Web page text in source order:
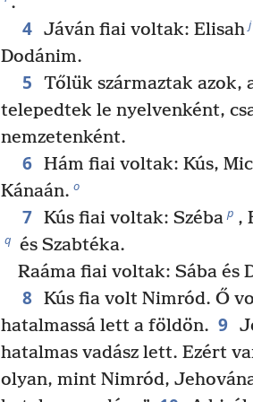
4 Jáván fiai voltak: Elisah j
Dodánim.
5
Tőlük származtak azok,
telepedtek le nyelvenként,
nemzetenként.
6 Hám fiai voltak: Kús,
Kánaán. o
7 Kús fiai voltak: Széba p ,
q és Szabtéka.
Raáma fiai voltak: Sába és
8 Kús fia volt Nimród. Ő
hatalmassá lett a földön. 9
hatalmas vadász lett. Ezért
olyan, mint Nimród,